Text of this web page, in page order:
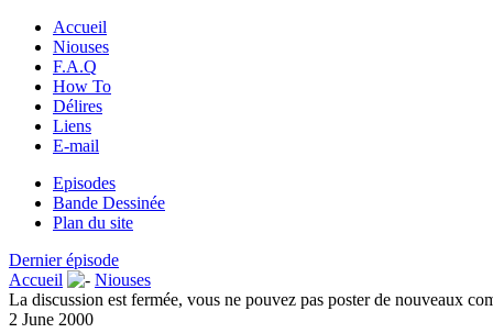
Accueil
Niouses
F.A.Q
How To
Délires
Liens
E-mail
Episodes
Bande Dessinée
Plan du site
Dernier épisode
Accueil
Niouses
La discussion est fermée, vous ne pouvez pas poster de nouveaux
2 June 2000